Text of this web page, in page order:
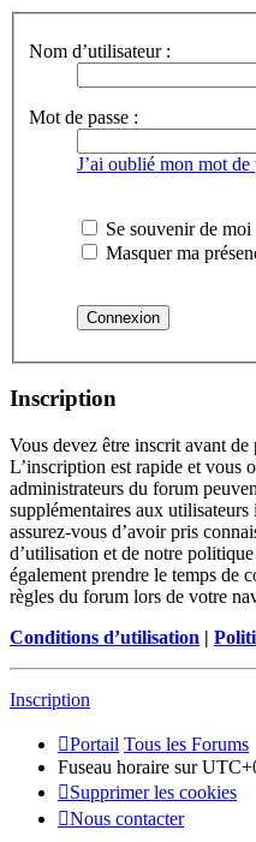
Nom d’utilisateur :
Mot de passe :
J’ai oublié mon mot de
Se souvenir de moi
Masquer ma
Inscription
Vous devez être inscrit avant
L’inscription est rapide et vous
administrateurs du forum
supplémentaires aux
assurez-vous d’avoir pris
d’utilisation et de notre
également prendre le temps de
règles du forum lors de votre
Conditions d’utilisation |
Inscription
Portail Tous les Forums
Fuseau horaire sur
Supprimer les cookies
Nous contacter